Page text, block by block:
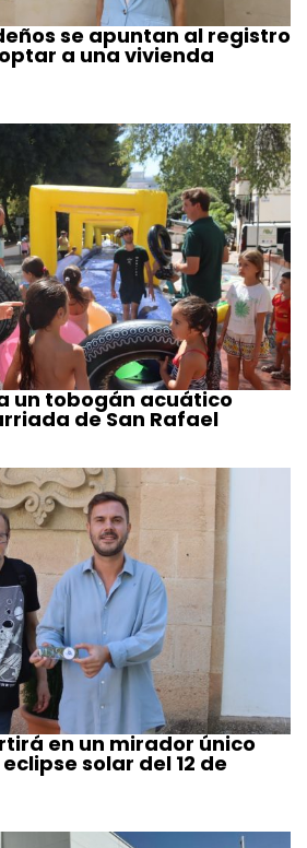
se apuntan al registro
a una vivienda
un tobogán acuático
de San Rafael
en un mirador único
solar del 12 de